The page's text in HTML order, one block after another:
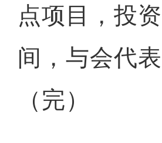
点项目，投
间，与会代
（完）